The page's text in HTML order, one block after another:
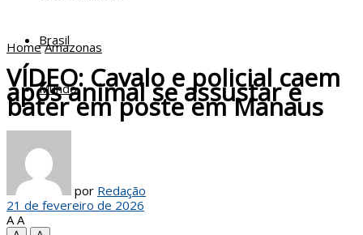
Brasil
Mundo
Home Amazonas
VÍDEO: Cavalo e policial caem
após animal se assustar e
bater em poste em Manaus
por Redação
21 de fevereiro de 2026
A A